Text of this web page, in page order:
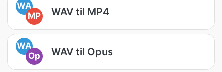
WA
MP
WAV til MP4
WA
Op
WAV til Opus